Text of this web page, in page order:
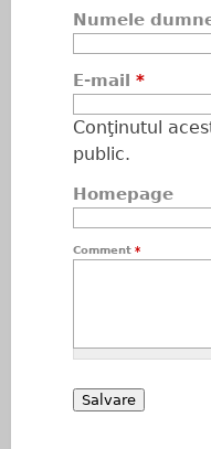
Numele
E-mail *
Conţinutul
public.
Homepage
Comment *